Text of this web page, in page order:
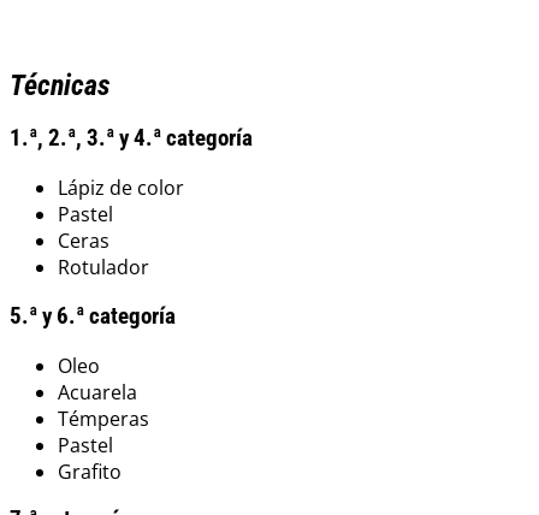
Técnicas
1.ª, 2.ª, 3.ª y 4.ª categoría
Lápiz de color
Pastel
Ceras
Rotulador
5.ª y 6.ª categoría
Oleo
Acuarela
Témperas
Pastel
Grafito